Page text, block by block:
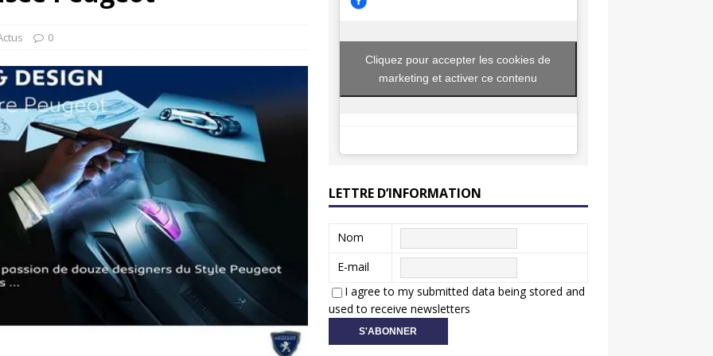
GTi : naissance d’une légende
Honda dévoile un spot publicitaire… confiné!
0
Cliquez pour accepter les cookies de
marketing et activer ce contenu
LETTRE D’INFORMATION
Nom
E-mail
I agree to my submitted data being stored and
used to receive newsletters